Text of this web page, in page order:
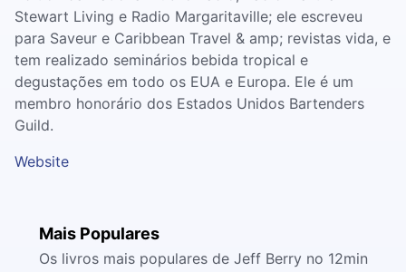
Stewart Living e Radio Margaritaville; ele escreveu
para Saveur e Caribbean Travel & amp; revistas vida, e
tem realizado seminários bebida tropical e
degustações em todo os EUA e Europa. Ele é um
membro honorário dos Estados Unidos Bartenders
Guild.
Website
Mais Populares
Os livros mais populares de Jeff Berry no 12min